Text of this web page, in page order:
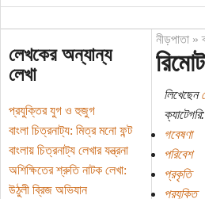
লেখকের অন্যান্য
লেখা
প্রযুক্তির যুগ ও হুজুগ
বাংলা চিত্রনাট্য: মিত্র মনো ফন্ট
বাংলায় চিত্রনাট্য লেখার যন্ত্রনা
অশিক্ষিতের শ্রুতি নাটক লেখা:
উঠুলী ব্রিজ অভিযান
নীড়পাতা»
লিখেছেন
ক্যাটেগরি:
গবেষণা
পরিবেশ
প্রকৃতি
প্রযুক্তি